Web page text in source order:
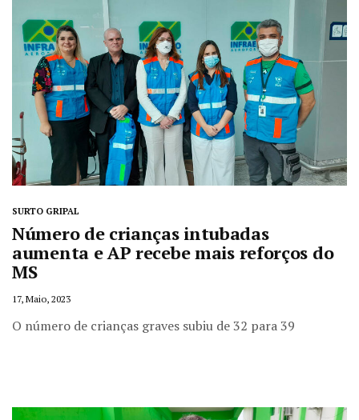
SURTO GRIPAL
Número de crianças intubadas
aumenta e AP recebe mais reforços do
MS
17, Maio, 2023
O número de crianças graves subiu de 32 para 39